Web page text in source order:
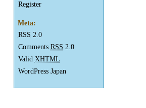
Register
Meta:
RSS 2.0
Comments RSS 2.0
Valid XHTML
WordPress Japan